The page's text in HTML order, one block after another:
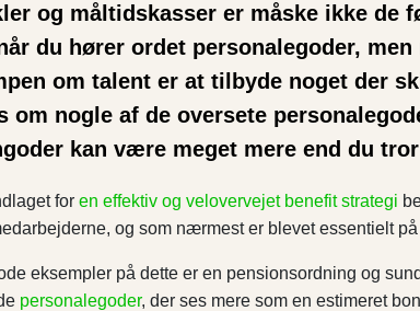
og måltidskasser er måske ikke de
du hører ordet personalegoder,
om talent er at tilbyde noget der
om nogle af de oversete
kan være meget mere end du
for en effektiv og velovervejet benefit strategi
og som nærmest er blevet essentielt
eksempler på dette er en pensionsordning og
personalegoder, der ses mere som en estimeret